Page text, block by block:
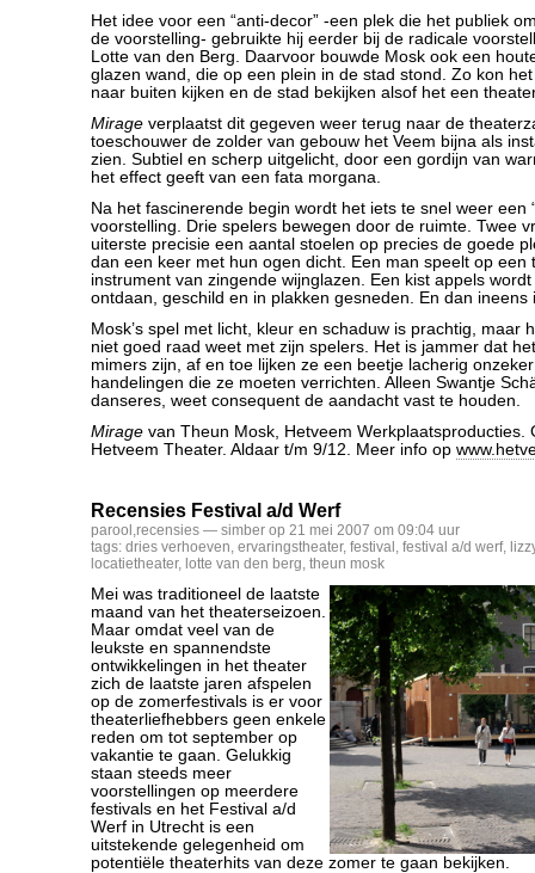
Het idee voor een “anti-decor” -een plek die het publiek
de voorstelling- gebruikte hij eerder bij de radicale
Lotte van den Berg. Daarvoor bouwde Mosk ook een
glazen wand, die op een plein in de stad stond. Zo kon
naar buiten kijken en de stad bekijken alsof het een
Mirage verplaatst dit gegeven weer terug naar de
toeschouwer de zolder van gebouw het Veem bijna als
zien. Subtiel en scherp uitgelicht, door een gordijn van
het effect geeft van een fata morgana.
Na het fascinerende begin wordt het iets te snel weer een
voorstelling. Drie spelers bewegen door de ruimte. Twee
uiterste precisie een aantal stoelen op precies de goede
dan een keer met hun ogen dicht. Een man speelt op een
instrument van zingende wijnglazen. Een kist appels
ontdaan, geschild en in plakken gesneden. En dan ineens
Mosk’s spel met licht, kleur en schaduw is prachtig, maar
niet goed raad weet met zijn spelers. Het is jammer dat
mimers zijn, af en toe lijken ze een beetje lacherig
handelingen die ze moeten verrichten. Alleen Swantje
danseres, weet consequent de aandacht vast te houden.
Mirage van Theun Mosk, Hetveem Werkplaatsproducties.
Hetveem Theater. Aldaar t/m 9/12. Meer info op
Recensies Festival a/d Werf
parool ,recensies — simber op 21 mei 2007 om 09:04 uur
tags: dries verhoeven, ervaringstheater, festival , festival a/d werf,
locatietheater, lotte van den berg, theun mosk
Mei was traditioneel de laatste
maand van het theaterseizoen.
Maar omdat veel van de
leukste en spannendste
ontwikkelingen in het theater
zich de laatste jaren afspelen
op de zomerfestivals is er voor
theaterliefhebbers geen enkele
reden om tot september op
vakantie te gaan. Gelukkig
staan steeds meer
voorstellingen op meerdere
festivals en het Festival a/d
Werf in Utrecht is een
uitstekende gelegenheid om
potentiële theaterhits van deze zomer te gaan bekijken.